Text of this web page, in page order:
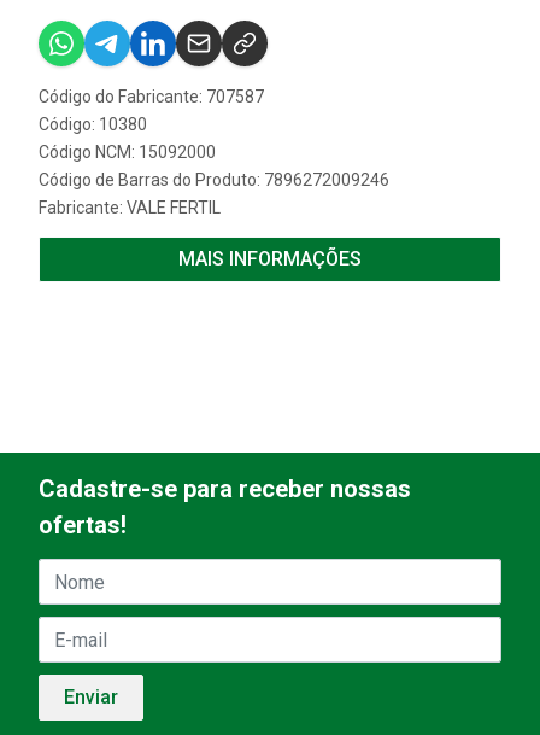
Código do Fabricante: 707587
Código: 10380
Código NCM: 15092000
Código de Barras do Produto: 7896272009246
Fabricante: VALE FERTIL
MAIS INFORMAÇÕES
Cadastre-se para receber nossas
ofertas!